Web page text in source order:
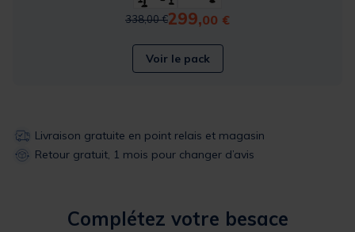
Price reduced from
338,00 €to
299,00 €
Voir le pack
Livraison gratuite en point relais et magasin
Retour gratuit, 1 mois pour changer d’avis
Complétez votre besace